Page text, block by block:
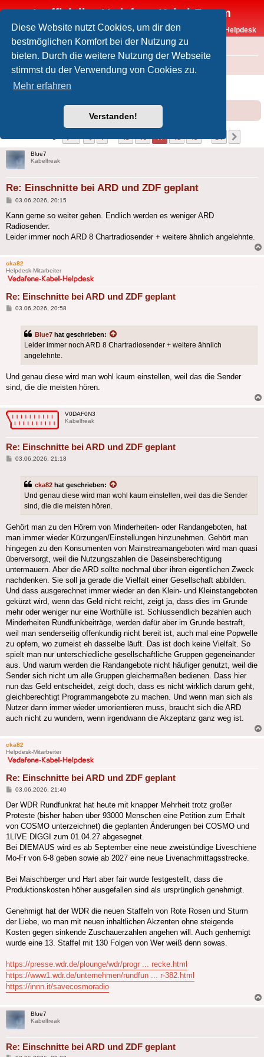
Diese Website nutzt Cookies, um dir den
bestmöglichen Komfort bei der Nutzung zu
bieten. Durch die weitere Nutzung der Webseite
stimmst du der Verwendung von Cookies zu.
Mehr erfahren
Verstanden!
Inoffizielles Vodafone-Kabel-Forum
Vodafone-Kabel-Helpdesk
FAQ
Foren-Übersicht Offtopic
Einschnitte bei ARD und ZDF geplant
Vorherige
1 45 46 47 48 49 51
Blue7
Kabelfreak
Re: Einschnitte bei ARD und ZDF geplant
Beitrag
03.06.2026, 20:15
Kann gerne so weiter gehen. Endlich werden es weniger ARD
Radiosender.
Leider immer noch ARD 8 Chartradiosender + weitere ähnlich angelehnte.
cka82
Helpdesk-Mitarbeiter
Re: Einschnitte bei ARD und ZDF geplant
Beitrag
03.06.2026, 20:58
Blue7 hat geschrieben:
Leider immer noch ARD 8 Chartradiosender + weitere ähnlich
angelehnte.
Und genau diese wird man wohl kaum einstellen, weil das die Sender
sind, die die meisten hören.
V0DAF0N3
Kabelfreak
Re: Einschnitte bei ARD und ZDF geplant
Beitrag
03.06.2026, 21:18
cka82 hat geschrieben:
Und genau diese wird man wohl kaum einstellen, weil das die Sender
sind, die die meisten hören.
Gehört man zu den Hörern von Minderheiten- oder Randangeboten, hat
man immer wieder Kürzungen/Einstellungen hinzunehmen. Gehört man
hingegen zu den Konsumenten von Mainstreamangeboten wird man quasi
überversorgt, weil die Nutzungszahlen die Daseinsberechtigung
untermauern. Aber die ARD sollte nochmal über ihren eigentlichen Zweck
nachdenken. Sie soll ja gerade die Vielfalt einer Gesellschaft abbilden.
Und dass ausgerechnet immer wieder an den Klein- und Kleinstangeboten
gekürzt wird, wenn das Geld nicht reicht, zeigt ja, dass dies im Grunde
mehr oder weniger nur eine Worthülle ist. Schlussendlich bezahlen auch
Minderheiten Rundfunkbeiträge, werden dafür aber im Grunde bestraft,
weil man senderseitig offenkundig nicht bereit ist, auch mal eine Popwelle
zu opfern, wo zumeist eh dasselbe läuft. Das ist doch keine Vielfalt. So
spielt man nur unterschiedliche gesellschaftliche Gruppen gegeneinander
aus. Und warum werden die Randangebote nicht häufiger genutzt, weil die
Sender sich nicht um alle Gruppen gleichermaßen bedienen. Dass hier
nun das Geld entscheidet, zeigt doch, dass es nicht wirklich darum geht,
gleichberechtigt Programmangebote zu machen. Und wenn man sich als
Nutzer dann immer wieder umorientieren muss, braucht sich die ARD
auch nicht zu wundern, wenn irgendwann die Akzeptanz ganz weg ist.
cka82
Helpdesk-Mitarbeiter
Re: Einschnitte bei ARD und ZDF geplant
Beitrag
03.06.2026, 21:40
Der WDR Rundfunkrat hat heute mit knapper Mehrheit trotz großer
Proteste (bisher haben über 93000 Menschen eine Petition zum Erhalt
von COSMO unterzeichnet) die geplanten Änderungen bei COSMO und
1LIVE DIGGI zum 01.04.27 abgesegnet.
Bei DIEMAUS wird es ab September eine neue zweistündige Liveschiene
Mo-Fr von 6-8 geben sowie ab 2027 eine neue Livenachmittagsstrecke.
Bei Maischberger und Hart aber fair wurde festgestellt, dass die
Produktionskosten höher ausgefallen sind als ursprünglich genehmigt.
Genehmigt hat der WDR die neuen Staffeln von Rote Rosen und Sturm
der Liebe, wo man mit neuen inhaltlichen Akzenten ohne steigende
Kosten gegen sinkende Zuschauerzahlen angehen will. Auch genhemigt
wurde eine 13. Staffel mit 130 Folgen von Wer weiß denn sowas.
https://presse.wdr.de/plounge/wdr/progr ... recke.html
https://www1.wdr.de/unternehmen/rundfun ... r-382.html
https://innn.it/savecosmoradio
Blue7
Kabelfreak
Re: Einschnitte bei ARD und ZDF geplant